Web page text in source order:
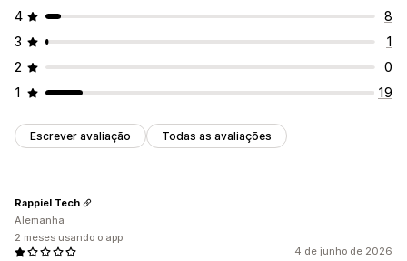
4
8
3
1
2
0
1
19
Escrever avaliação Todas as avaliações
4 de junho de 2026
Rappiel Tech
Alemanha
2 meses usando o app